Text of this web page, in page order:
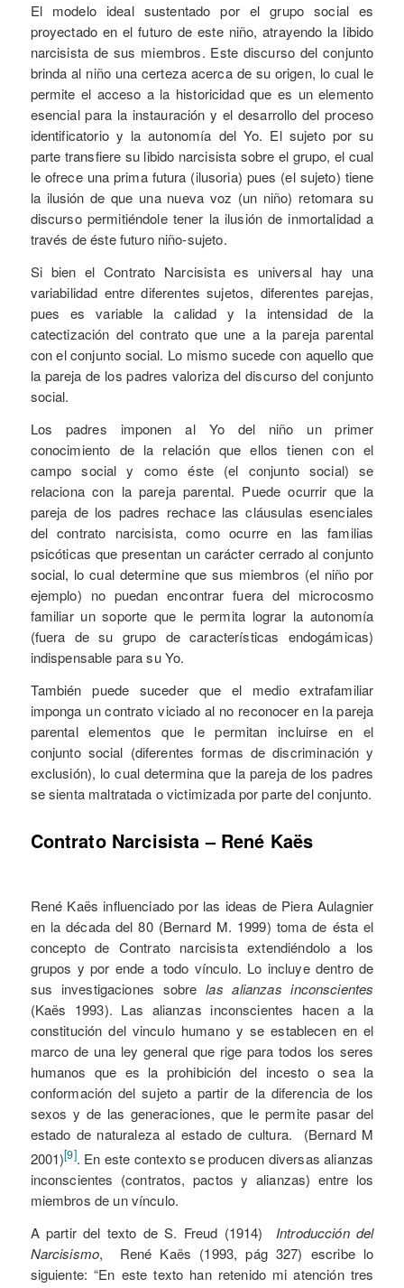
El modelo ideal sustentado por el grupo social es
proyectado en el futuro de este niño, atrayendo la libido
narcisista de sus miembros. Este discurso del conjunto
brinda al niño una certeza acerca de su origen, lo cual le
permite el acceso a la historicidad que es un elemento
esencial para la instauración y el desarrollo del proceso
identificatorio y la autonomía del Yo. El sujeto por su
parte transfiere su libido narcisista sobre el grupo, el cual
le ofrece una prima futura (ilusoria) pues (el sujeto) tiene
la ilusión de que una nueva voz (un niño) retomara su
discurso permitiéndole tener la ilusión de inmortalidad a
través de éste futuro niño-sujeto.
Si bien el Contrato Narcisista es universal hay una
variabilidad entre diferentes sujetos, diferentes parejas,
pues es variable la calidad y la intensidad de la
catectización del contrato que une a la pareja parental
con el conjunto social. Lo mismo sucede con aquello que
la pareja de los padres valoriza del discurso del conjunto
social.
Los padres imponen al Yo del niño un primer
conocimiento de la relación que ellos tienen con el
campo social y como éste (el conjunto social) se
relaciona con la pareja parental. Puede ocurrir que la
pareja de los padres rechace las cláusulas esenciales
del contrato narcisista, como ocurre en las familias
psicóticas que presentan un carácter cerrado al conjunto
social, lo cual determine que sus miembros (el niño por
ejemplo) no puedan encontrar fuera del microcosmo
familiar un soporte que le permita lograr la autonomía
(fuera de su grupo de características endogámicas)
indispensable para su Yo.
También puede suceder que el medio extrafamiliar
imponga un contrato viciado al no reconocer en la pareja
parental elementos que le permitan incluirse en el
conjunto social (diferentes formas de discriminación y
exclusión), lo cual determina que la pareja de los padres
se sienta maltratada o victimizada por parte del conjunto.
Contrato Narcisista – René Kaës
René Kaës influenciado por las ideas de Piera Aulagnier
en la década del 80 (Bernard M. 1999) toma de ésta el
concepto de Contrato narcisista extendiéndolo a los
grupos y por ende a todo vínculo. Lo incluye dentro de
sus investigaciones sobrelas alianzas inconscientes
(Kaës 1993). Las alianzas inconscientes hacen a la
constitución del vinculo humano y se establecen en el
marco de una ley general que rige para todos los seres
humanos que es la prohibición del incesto o sea la
conformación del sujeto a partir de la diferencia de los
sexos y de las generaciones, que le permite pasar del
estado de naturaleza al estado de cultura. (Bernard M
2001)[9]. En este contexto se producen diversas alianzas
inconscientes (contratos, pactos y alianzas) entre los
miembros de un vínculo.
A partir del texto de S. Freud (1914) Introducción del
Narcisismo, René Kaës (1993, pág 327) escribe lo
siguiente: “En este texto han retenido mi atención tres